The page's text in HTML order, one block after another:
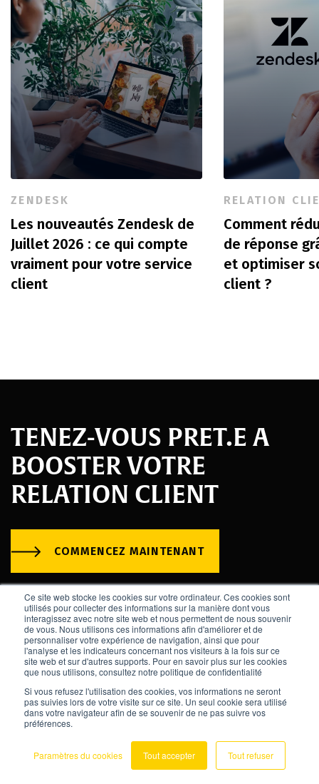
Ce site web stocke les cookies sur votre ordinateur. Ces cookies sont
utilisés pour collecter des informations sur la manière dont vous
interagissez avec notre site web et nous permettent de nous souvenir
de vous. Nous utilisons ces informations afin d'améliorer et de
personnaliser votre expérience de navigation, ainsi que pour
l'analyse et les indicateurs concernant nos visiteurs à la fois sur ce
site web et sur d'autres supports. Pour en savoir plus sur les cookies
que nous utilisons, consultez notre politique de confidentialité
Si vous refusez l'utilisation des cookies, vos informations ne seront
pas suivies lors de votre visite sur ce site. Un seul cookie sera utilisé
dans votre navigateur afin de se souvenir de ne pas suivre vos
préférences.
Paramètres du cookies Tout accepter Tout refuser
ZENDESK
Les nouveautés Zendesk de
Juillet 2026 : ce qui compte
vraiment pour votre service
client
RELATION
Comment
de réponse
et optimiser
client ?
TENEZ-VOUS PRET.E A
BOOSTER VOTRE
RELATION CLIENT
COMMENCEZ MAINTENANT
Contactez-nous au +33 2 52 84 01 90